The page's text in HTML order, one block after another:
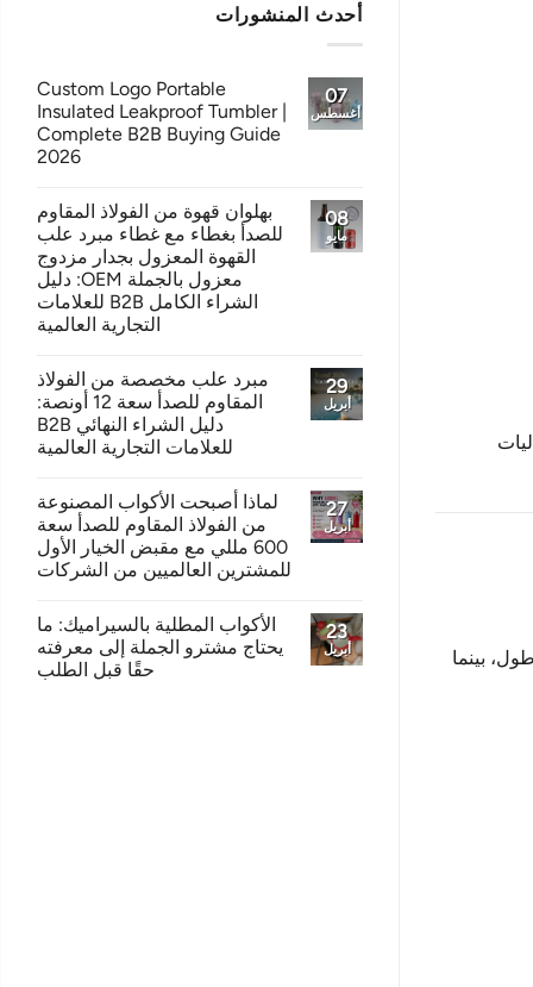
بينما
أحدث المنشورات
07
أغسطس
Custom Logo Portable
Insulated Leakproof Tumbler |
Complete B2B Buying Guide
2026
08
مايو
بهلوان قهوة من الفولاذ المقاوم
للصدأ بغطاء مع غطاء مبرد علب
القهوة المعزول بجدار مزدوج
معزول بالجملة OEM: دليل
الشراء الكامل B2B للعلامات
التجارية العالمية
29
أبريل
مبرد علب مخصصة من الفولاذ
المقاوم للصدأ سعة 12 أونصة:
دليل الشراء النهائي B2B
للعلامات التجارية العالمية
27
أبريل
لماذا أصبحت الأكواب المصنوعة
من الفولاذ المقاوم للصدأ سعة
600 مللي مع مقبض الخيار الأول
للمشترين العالميين من الشركات
23
أبريل
الأكواب المطلية بالسيراميك: ما
يحتاج مشترو الجملة إلى معرفته
حقًا قبل الطلب